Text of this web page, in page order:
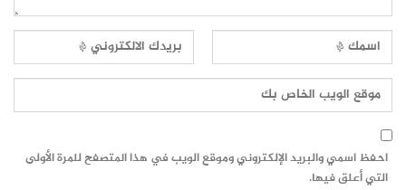
احفظ اسمي والبريد الإلكتروني وموقع الويب في هذا المتصفح للمرة الأولى
التي أعلق فيها.